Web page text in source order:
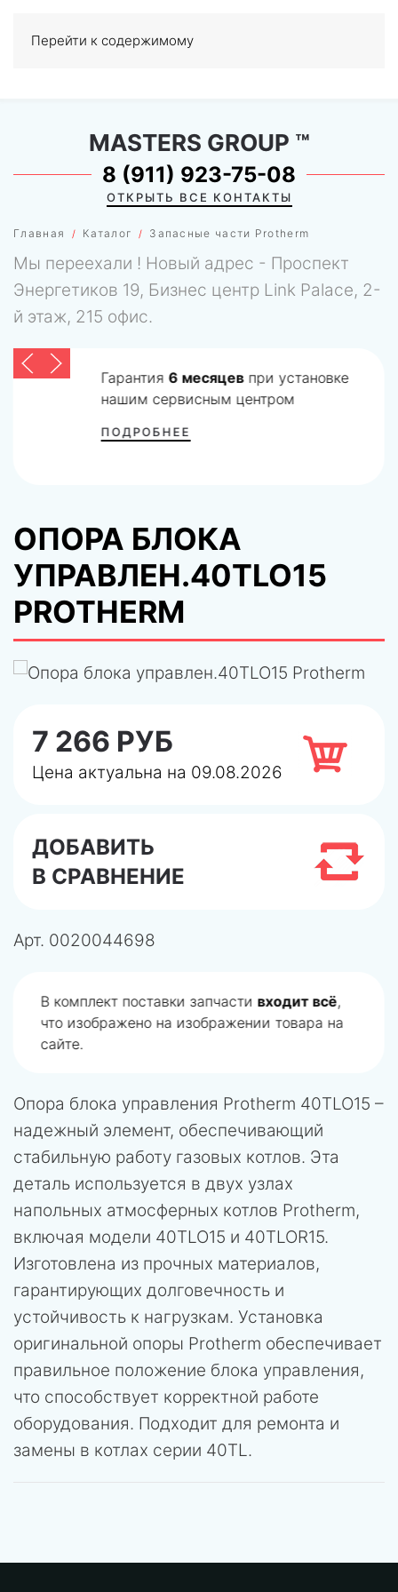
Перейти к содержимому
0
Главная Каталог Запасные части Protherm
MASTERS GROUP ™
8 (911) 923-75-08
ОТКРЫТЬ ВСЕ КОНТАКТЫ
Мы переехали ! Новый адрес - Проспект
Энергетиков 19, Бизнес центр Link Palace, 2-
й этаж, 215 офис.
Гарантия 6 месяцевпри установке
нашим сервисным центром
ПОДРОБНЕЕ
ОПОРА БЛОКА
УПРАВЛЕН.40TLO15
PROTHERM
7 266 РУБ
Цена актуальна на 09.08.2026
ДОБАВИТЬ
В СРАВНЕНИЕ
Арт. 0020044698
В комплект поставки запчастивходит всё,
что изображено на изображении товара на
сайте.
Опора блока управления Protherm 40TLO15 –
надежный элемент, обеспечивающий
стабильную работу газовых котлов. Эта
деталь используется в двух узлах
напольных атмосферных котлов Protherm,
включая модели 40TLO15 и 40TLOR15.
Изготовлена из прочных материалов,
гарантирующих долговечность и
устойчивость к нагрузкам. Установка
оригинальной опоры Protherm обеспечивает
правильное положение блока управления,
что способствует корректной работе
оборудования. Подходит для ремонта и
замены в котлах серии 40TL.